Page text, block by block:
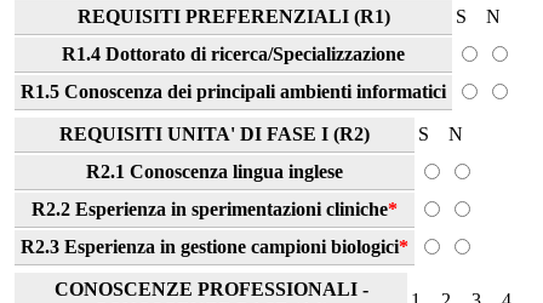
REQUISITI PREFERENZIALI (R1) S
N
R1.4 Dottorato di ricerca/Specializzazione
R1.5 Conoscenza dei principali ambienti informatici
REQUISITI UNITA' DI FASE I (R2) S
N
R2.1 Conoscenza lingua inglese
R2.2 Esperienza in sperimentazioni cliniche*
R2.3 Esperienza in gestione campioni biologici*
CONOSCENZE PROFESSIONALI -